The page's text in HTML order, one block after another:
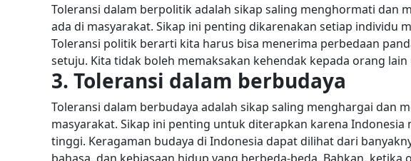
Toleransi dalam berpolitik adalah sikap saling menghormati dan
ada di masyarakat. Sikap ini penting dikarenakan setiap individu
Toleransi politik berarti kita harus bisa menerima perbedaan
setuju. Kita tidak boleh memaksakan kehendak kepada orang
3. Toleransi dalam berbudaya
Toleransi dalam berbudaya adalah sikap saling menghargai dan
masyarakat. Sikap ini penting untuk diterapkan karena
tinggi. Keragaman budaya di Indonesia dapat dilihat dari